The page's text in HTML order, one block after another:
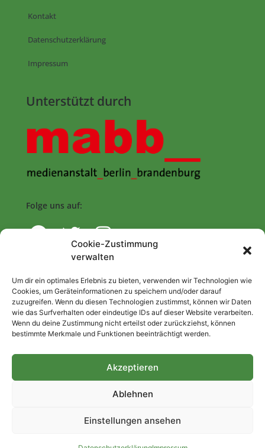
Cookie-Zustimmung
verwalten
Um dir ein optimales Erlebnis zu bieten, verwenden wir Technologien wie
Cookies, um Geräteinformationen zu speichern und/oder darauf
zuzugreifen. Wenn du diesen Technologien zustimmst, können wir Daten
wie das Surfverhalten oder eindeutige IDs auf dieser Website verarbeiten.
Wenn du deine Zustimmung nicht erteilst oder zurückziehst, können
bestimmte Merkmale und Funktionen beeinträchtigt werden.
Akzeptieren
Ablehnen
Einstellungen ansehen
Kontakt
Datenschutzerklärung
Impressum
Unterstützt durch
Folge uns auf:
Start
Nutzungsbedingungen